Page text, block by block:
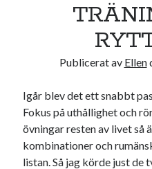
denna bloggen kan ni följa min
Publicerat av Ellen
Igår blev det ett snabbt
Fokus på uthållighet och
övningar resten av livet så
kombinationer och
listan. Så jag körde just de